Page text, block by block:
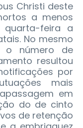
Christi deste
a menos
quarta-feira a
No mesmo
o número de
resultou
por
mais
em
do de cinto
de retenção